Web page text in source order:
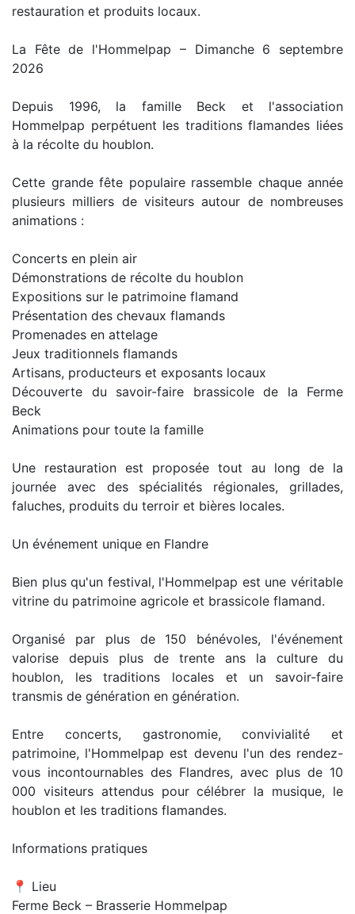
restauration et produits locaux.
La Fête de l'Hommelpap – Dimanche 6 septembre
2026
Depuis 1996, la famille Beck et l'association
Hommelpap perpétuent les traditions flamandes liées
à la récolte du houblon.
Cette grande fête populaire rassemble chaque année
plusieurs milliers de visiteurs autour de nombreuses
animations :
Concerts en plein air
Démonstrations de récolte du houblon
Expositions sur le patrimoine flamand
Présentation des chevaux flamands
Promenades en attelage
Jeux traditionnels flamands
Artisans, producteurs et exposants locaux
Découverte du savoir-faire brassicole de la Ferme
Beck
Animations pour toute la famille
Une restauration est proposée tout au long de la
journée avec des spécialités régionales, grillades,
faluches, produits du terroir et bières locales.
Un événement unique en Flandre
Bien plus qu'un festival, l'Hommelpap est une véritable
vitrine du patrimoine agricole et brassicole flamand.
Organisé par plus de 150 bénévoles, l'événement
valorise depuis plus de trente ans la culture du
houblon, les traditions locales et un savoir-faire
transmis de génération en génération.
Entre concerts, gastronomie, convivialité et
patrimoine, l'Hommelpap est devenu l'un des rendez-
vous incontournables des Flandres, avec plus de 10
000 visiteurs attendus pour célébrer la musique, le
houblon et les traditions flamandes.
Informations pratiques
📍 Lieu
Ferme Beck – Brasserie Hommelpap